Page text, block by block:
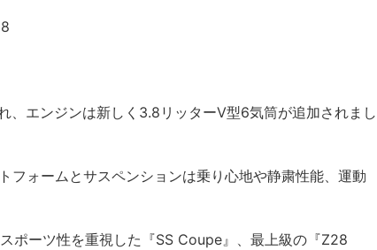
、エンジンは新しく3.8リッターV型6気筒が追加されまし
フォームとサスペンションは乗り心地や静粛性能、運動
ポーツ性を重視した『SS Coupe』、最上級の『Z28